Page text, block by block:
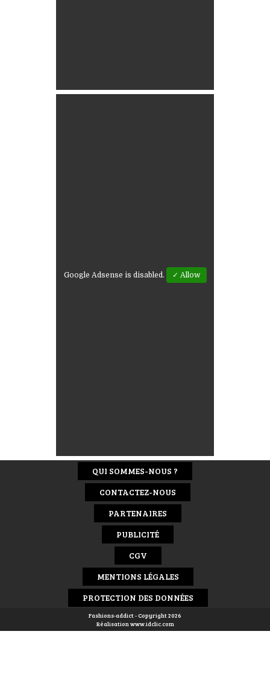
Google Adsense is disabled. ✓ Allow
QUI SOMMES-NOUS ?
CONTACTEZ-NOUS
PARTENAIRES
PUBLICITÉ
CGV
MENTIONS LÉGALES
PROTECTION DES DONNÉES
Fashions-addict - Copyright 2026
Réalisation www.idclic.com